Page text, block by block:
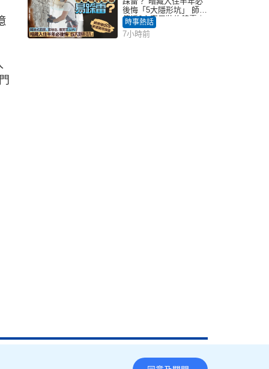
後悔「5大隱形坑」 師傅
傳授6字家居裝修錦囊｜
Juicy叮
時事熱話
7小時前